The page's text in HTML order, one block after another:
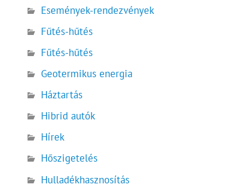
Események-rendezvények
Fűtés-hűtés
Fűtés-hűtés
Geotermikus energia
Háztartás
Hibrid autók
Hírek
Hőszigetelés
Hulladékhasznosítás